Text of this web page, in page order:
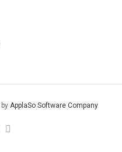
ApplaSo Software Company